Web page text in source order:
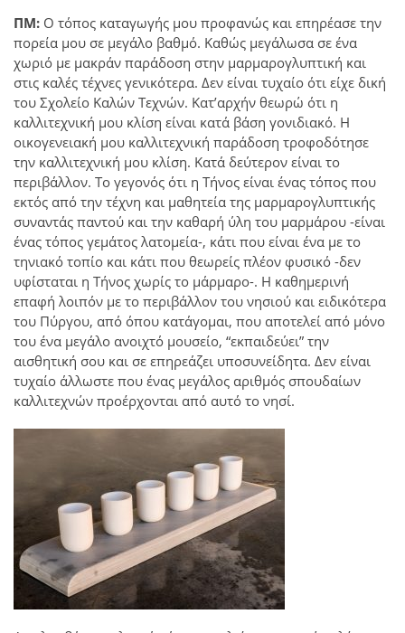
ΠΜ: Ο τόπος καταγωγής μου προφανώς και επηρέασε την
πορεία μου σε μεγάλο βαθμό. Καθώς μεγάλωσα σε ένα
χωριό με μακράν παράδοση στην μαρμαρογλυπτική και
στις καλές τέχνες γενικότερα. Δεν είναι τυχαίο ότι είχε δική
του Σχολείο Καλών Τεχνών. Κατ’αρχήν θεωρώ ότι η
καλλιτεχνική μου κλίση είναι κατά βάση γονιδιακό. Η
οικογενειακή μου καλλιτεχνική παράδοση τροφοδότησε
την καλλιτεχνική μου κλίση. Κατά δεύτερον είναι το
περιβάλλον. Το γεγονός ότι η Τήνος είναι ένας τόπος που
εκτός από την τέχνη και μαθητεία της μαρμαρογλυπτικής
συναντάς παντού και την καθαρή ύλη του μαρμάρου -είναι
ένας τόπος γεμάτος λατομεία-, κάτι που είναι ένα με το
τηνιακό τοπίο και κάτι που θεωρείς πλέον φυσικό -δεν
υφίσταται η Τήνος χωρίς το μάρμαρο-. Η καθημερινή
επαφή λοιπόν με το περιβάλλον του νησιού και ειδικότερα
του Πύργου, από όπου κατάγομαι, που αποτελεί από μόνο
του ένα μεγάλο ανοιχτό μουσείο, “εκπαιδεύει” την
αισθητική σου και σε επηρεάζει υποσυνείδητα. Δεν είναι
τυχαίο άλλωστε που ένας μεγάλος αριθμός σπουδαίων
καλλιτεχνών προέρχονται από αυτό το νησί.